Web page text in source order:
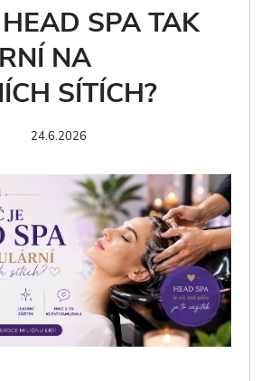
SPA TAK
NA
SÍTÍCH?
24.6.2026